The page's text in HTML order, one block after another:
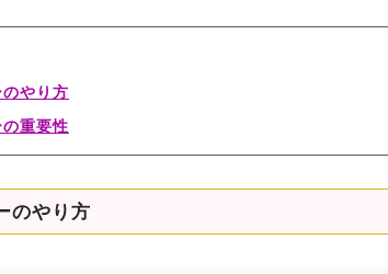
やり方
重要性
のやり方